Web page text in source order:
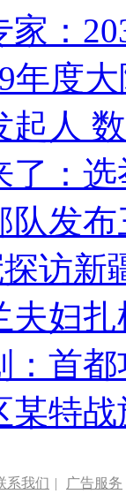
：
年度
人
了：
队发
访新
夫妇
：首
某特
系我们 | 广告服务